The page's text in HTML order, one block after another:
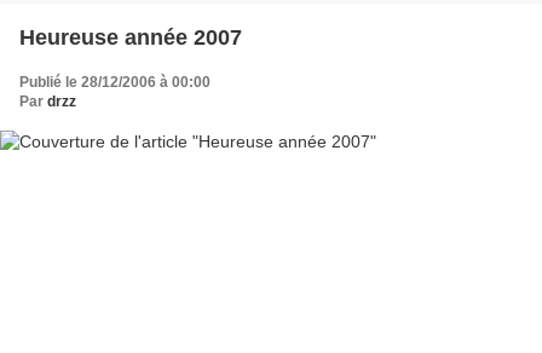
Heureuse année 2007
Publié le 28/12/2006 à 00:00
Par drzz